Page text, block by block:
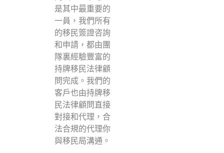
是其中最重要的
一員，我們所有
的移民簽證咨詢
和申請，都由團
隊裏經驗豐富的
持牌移民法律顧
問完成。我們的
客戶也由持牌移
民法律顧問直接
對接和代理，合
法合規的代理你
與移民局溝通。